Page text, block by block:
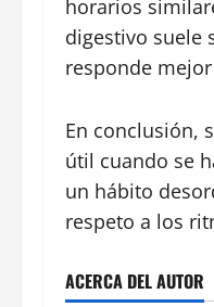
horarios
digestivo suele
responde
En conclusión,
útil cuando se
un hábito
respeto a los
ACERCA DEL AUTOR